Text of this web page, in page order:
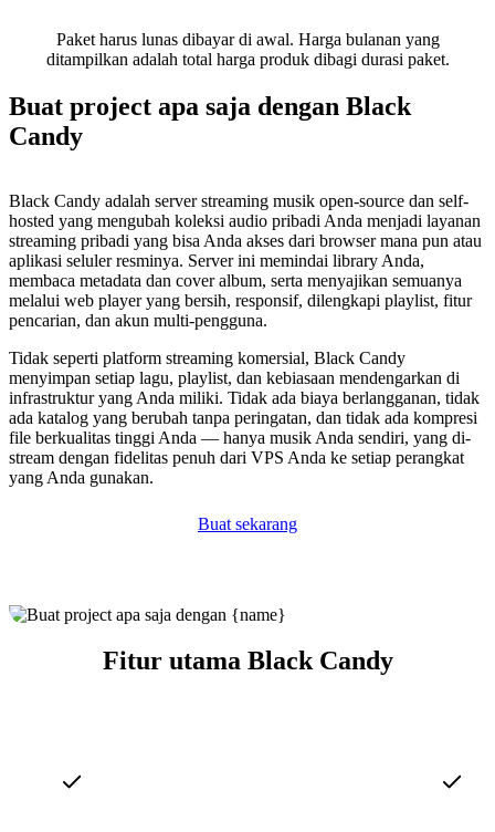
Paket harus lunas dibayar di awal. Harga bulanan yang
ditampilkan adalah total harga produk dibagi durasi paket.
Buat project apa saja dengan Black
Candy
Black Candy adalah server streaming musik open-source dan self-
hosted yang mengubah koleksi audio pribadi Anda menjadi layanan
streaming pribadi yang bisa Anda akses dari browser mana pun atau
aplikasi seluler resminya. Server ini memindai library Anda,
membaca metadata dan cover album, serta menyajikan semuanya
melalui web player yang bersih, responsif, dilengkapi playlist, fitur
pencarian, dan akun multi-pengguna.
Tidak seperti platform streaming komersial, Black Candy
menyimpan setiap lagu, playlist, dan kebiasaan mendengarkan di
infrastruktur yang Anda miliki. Tidak ada biaya berlangganan, tidak
ada katalog yang berubah tanpa peringatan, dan tidak ada kompresi
file berkualitas tinggi Anda — hanya musik Anda sendiri, yang di-
stream dengan fidelitas penuh dari VPS Anda ke setiap perangkat
yang Anda gunakan.
Buat sekarang
Fitur utama Black Candy